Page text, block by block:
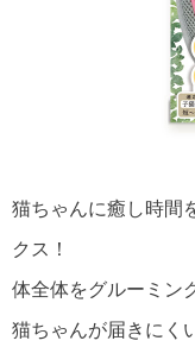
猫ちゃんに癒し時間
クス！
体全体をグルーミン
猫ちゃんが届きにく